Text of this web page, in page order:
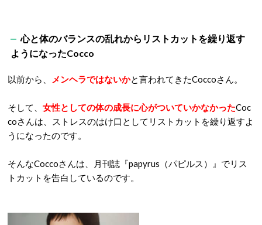
心と体のバランスの乱れからリストカットを繰り返す
ようになったCocco
以前から、 メンヘラではないかと言われてきたCoccoさん。
そして、 女性としての体の成長に心がついていかなかったCoc
coさんは、ストレスのはけ口としてリストカットを繰り返すよ
うになったのです。
そんなCoccoさんは、月刊誌『papyrus（パピルス）』でリス
トカットを告白しているのです。